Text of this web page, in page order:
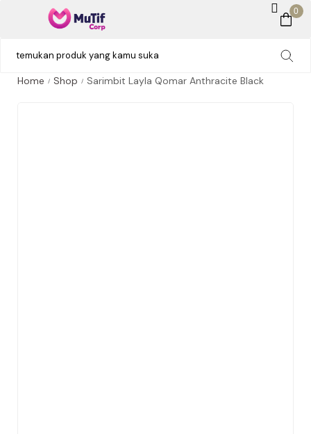
0
Home / Shop / Sarimbit Layla Qomar Anthracite Black